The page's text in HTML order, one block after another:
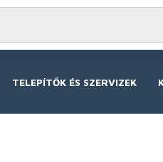
TELEPÍTŐK ÉS SZERVIZEK